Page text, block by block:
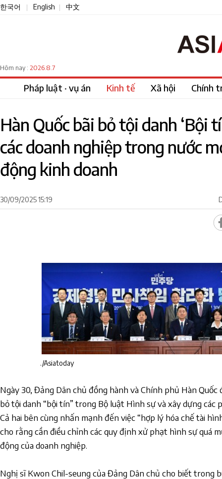
한국어 English 中文
Hôm nay : 2026.8.7
Pháp luật · vụ án Kinh tế Xã hội Chính
Hàn Quốc bãi bỏ tội danh ‘Bội
các doanh nghiệp trong nước
động kinh doanh
30/09/2025 15:19
./Asiatoday
Ngày 30, Đảng Dân chủ đồng hành và Chính phủ Hàn
bỏ tội danh “bội tín” trong Bộ luật Hình sự và xây dựng các
Cả hai bên cùng nhấn mạnh đến việc “hợp lý hóa chế tài
cho rằng cần điều chỉnh các quy định xử phạt hình sự quá
động của doanh nghiệp.
Nghị sĩ Kwon Chil-seung của Đảng Dân chủ cho biết trong